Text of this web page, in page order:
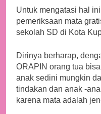
Untuk mengatasi hal
pemeriksaan mata
sekolah SD di Kota
Dirinya berharap,
ORAPIN orang tua
anak sedini mungkin
tindakan dan anak -
karena mata adalah